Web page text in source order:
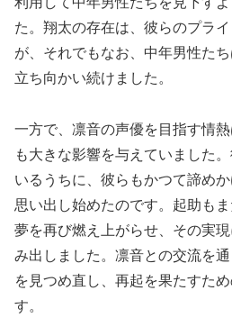
た。翔太の存在は、彼らのプラ
が、それでもなお、中年男性た
立ち向かい続けました。
一方で、凛音の声優を目指す情
も大きな影響を与えていました
いるうちに、彼らもかつて諦め
思い出し始めたのです。起助も
夢を再び燃え上がらせ、その実
み出しました。凛音との交流を
を見つめ直し、再起を果たすた
す。